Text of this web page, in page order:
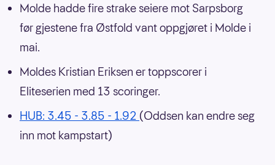
Molde hadde fire strake seiere mot Sarpsborg
før gjestene fra Østfold vant oppgjøret i Molde i
mai.
Moldes Kristian Eriksen er toppscorer i
Eliteserien med 13 scoringer.
HUB: 3.45 - 3.85 - 1.92 (Oddsen kan endre seg
inn mot kampstart)